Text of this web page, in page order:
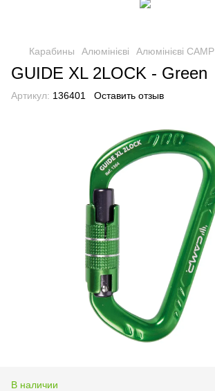
Карабины Алюмінієві Алюмінієві CAMP
GUIDE XL 2LOCK - Green
Артикул: 136401 Оставить отзыв
В наличии